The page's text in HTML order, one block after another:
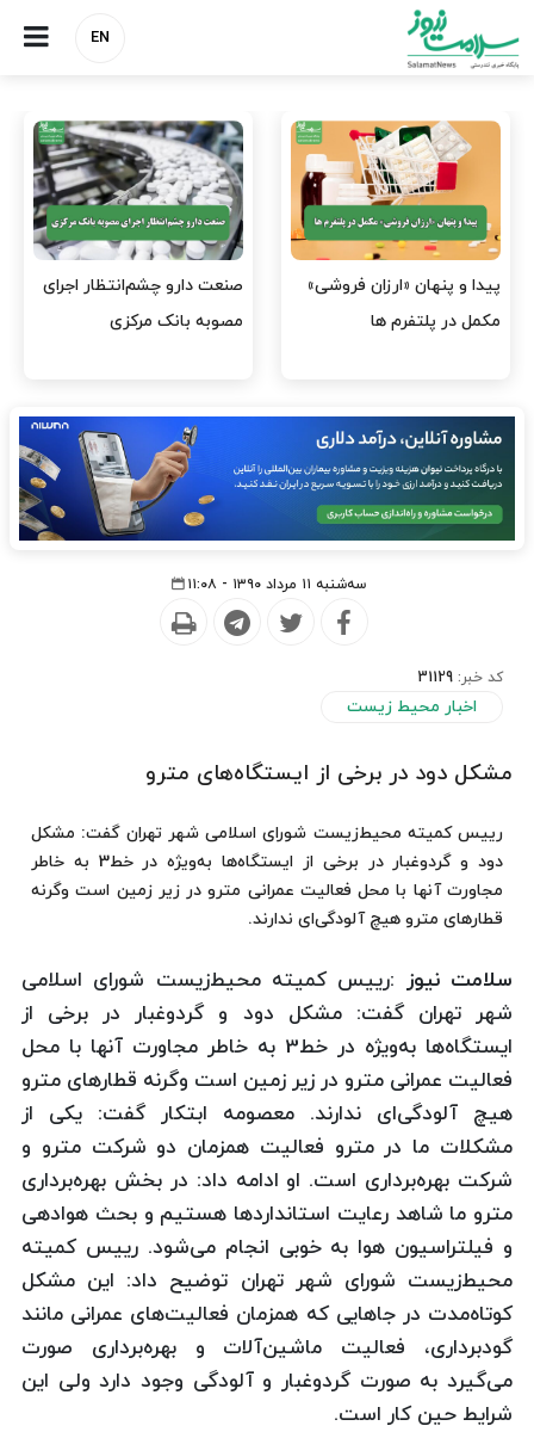
EN
هشدار کانون هموفیلی ایران:
۴ هزار بیمار ۸ ماه است
نسخه وزارت بهداشت برای
مهار پزشک‌نماهای
سه‌شنبه ۱۱ مرداد ۱۳۹۰ - ۱۱:۰۸
کد خبر: 31129
اخبار محیط زیست
مشكل دود در برخی از ایستگاه‌های مترو
رییس كمیته محیط‌زیست شورای اسلامی شهر تهران گفت: مشكل
دود و گردوغبار در برخی از ایستگاه‌ها به‌ویژه در خط3 به خاطر
مجاورت آنها با محل فعالیت عمرانی مترو در زیر زمین است وگرنه
قطارهای مترو هیچ آلودگی‌ای ندارند.
سلامت نیوز :رییس كمیته محیط‌زیست شورای اسلامی
شهر تهران گفت: مشكل دود و گردوغبار در برخی از
ایستگاه‌ها به‌ویژه در خط3 به خاطر مجاورت آنها با محل
فعالیت عمرانی مترو در زیر زمین است وگرنه قطارهای مترو
هیچ آلودگی‌ای ندارند. معصومه ابتكار گفت: یكی از
مشكلات ما در مترو فعالیت همزمان دو شركت مترو و
شركت بهره‌برداری است. او ادامه داد: در بخش بهره‌برداری
مترو ما شاهد رعایت استانداردها هستیم و بحث هوادهی
و فیلتراسیون هوا به خوبی انجام می‌شود. رییس كمیته
محیط‌زیست شورای شهر تهران توضیح داد: این مشكل
كوتاه‌مدت در جاهایی كه همزمان فعالیت‌های عمرانی مانند
گودبرداری، فعالیت ماشین‌آلات و بهره‌برداری صورت
می‌گیرد به صورت گردوغبار و آلودگی وجود دارد ولی این
شرایط حین كار است.